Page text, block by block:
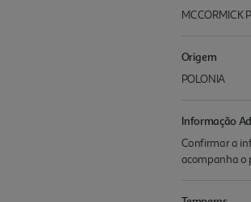
MCCORMICK
Origem
POLONIA
Informação
Confirmar a
acompanha o